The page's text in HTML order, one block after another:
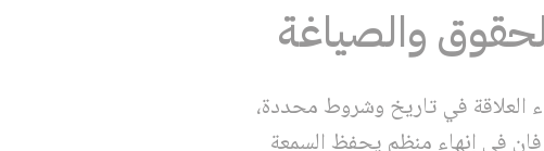
والصياغة
العلاقة في تاريخ وشروط محددة،